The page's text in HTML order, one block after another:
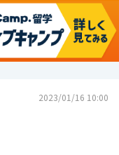
2023/01/16 10:00